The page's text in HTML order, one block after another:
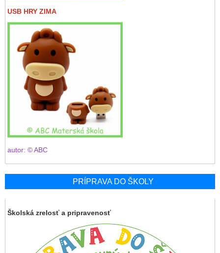
USB HRY ZIMA
autor: © ABC
PRÍPRAVA DO ŠKOLY
Školská zrelosť a pripravenosť